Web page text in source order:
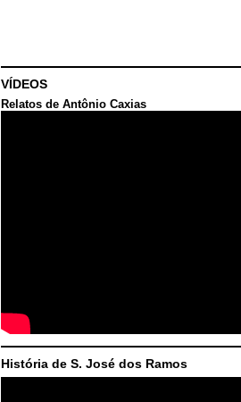
VÍDEOS
Relatos de Antônio Caxias
História de S. José dos Ramos